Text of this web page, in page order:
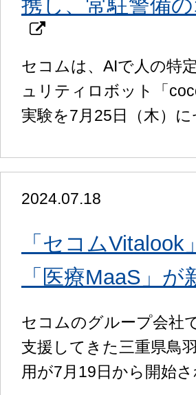
携し、常駐警備
セコムは、AIで人の特
ュリティロボット「
実験を7月25日（木）
2024.07.18
「セコム
「医療MaaS」
セコムのグループ会社
支援してきた三重県鳥
用が7月19日から開始さ